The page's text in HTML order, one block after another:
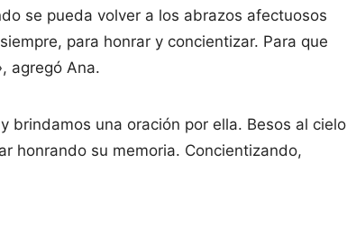
se pueda volver a los abrazos afectuosos
para honrar y concientizar. Para que
agregó Ana.
brindamos una oración por ella. Besos al cielo
honrando su memoria. Concientizando,